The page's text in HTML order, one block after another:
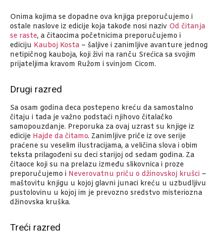
Onima kojima se dopadne ova knjiga preporučujemo i
ostale naslove iz edicije koja takođe nosi naziv Od čitanja
se raste, a čitaocima početnicima preporučujemo i
ediciju Kauboj Kosta – šaljive i zanimljive avanture jednog
netipičnog kauboja, koji živi na ranču Srećica sa svojim
prijateljima kravom Ružom i svinjom Cicom.
Drugi razred
Sa osam godina deca postepeno kreću da samostalno
čitaju i tada je važno podstaći njihovo čitalačko
samopouzdanje. Preporuka za ovaj uzrast su knjige iz
edicije Hajde da čitamo. Zanimljive priče iz ove serije
praćene su veselim ilustracijama, a veličina slova i obim
teksta prilagođeni su deci starijoj od sedam godina. Za
čitaoce koji su na prelazu između slikovnica i proze
preporučujemo i Neverovatnu priču o džinovskoj krušci –
maštovitu knjigu u kojoj glavni junaci kreću u uzbudljivu
pustolovinu u kojoj im je prevozno sredstvo misteriozna
džinovska kruška.
Treći razred